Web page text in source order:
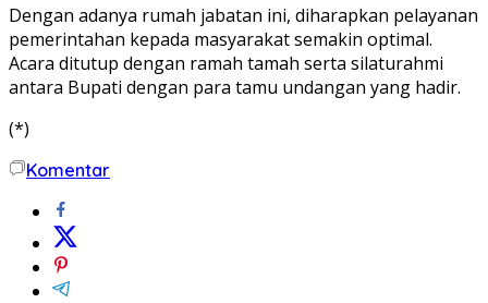
Dengan adanya rumah jabatan ini, diharapkan pelayanan
pemerintahan kepada masyarakat semakin optimal.
Acara ditutup dengan ramah tamah serta silaturahmi
antara Bupati dengan para tamu undangan yang hadir.
(*)
Komentar